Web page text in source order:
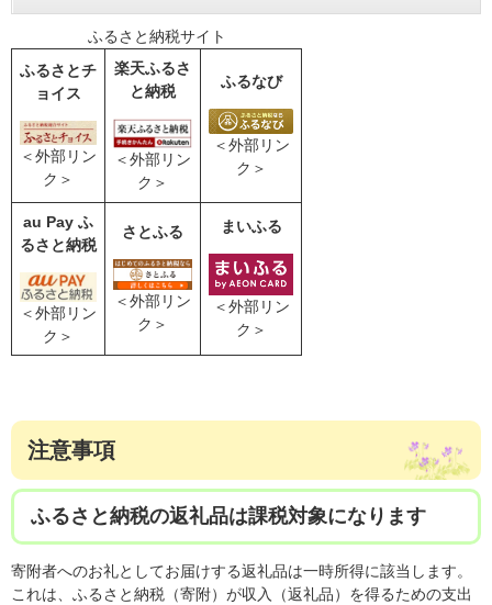
ふるさと納税サイト
ふるさとチ
ョイス
＜外部リン
ク＞
楽天ふるさ
と納税
＜外部リン
ク＞
ふるなび
＜外部リン
ク＞
au Pay ふ
るさと納税
＜外部リン
ク＞
さとふる
＜外部リン
ク＞
まいふる
＜外部リン
ク＞
注意事項
ふるさと納税の返礼品は課税対象になります
寄附者へのお礼としてお届けする返礼品は一時所得に該当します。
これは、ふるさと納税（寄附）が収入（返礼品）を得るための支出